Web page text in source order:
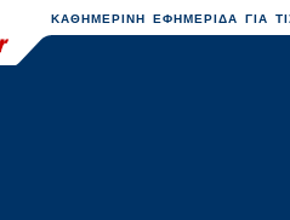
ΚΑΘΗΜΕΡΙΝΗ ΕΦΗΜΕΡΙΔΑ ΓΙΑ